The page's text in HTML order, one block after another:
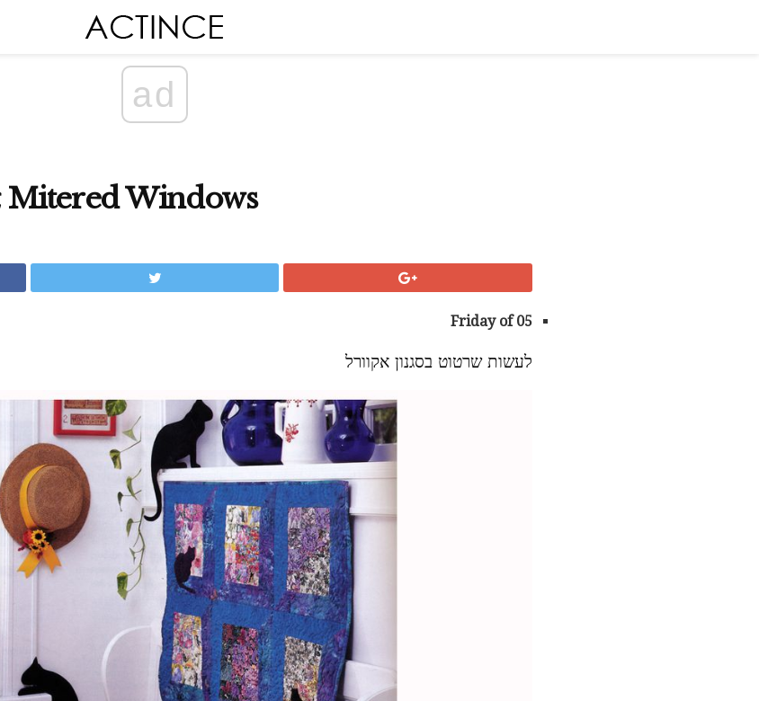
ad
ציור בצבעי מים עם קל Mitered Windows
Friday of 05
לעשות שרטוט בסגנון אקוורל